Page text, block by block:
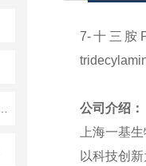
7-十三胺
公司介绍：
上海一基
以科技创